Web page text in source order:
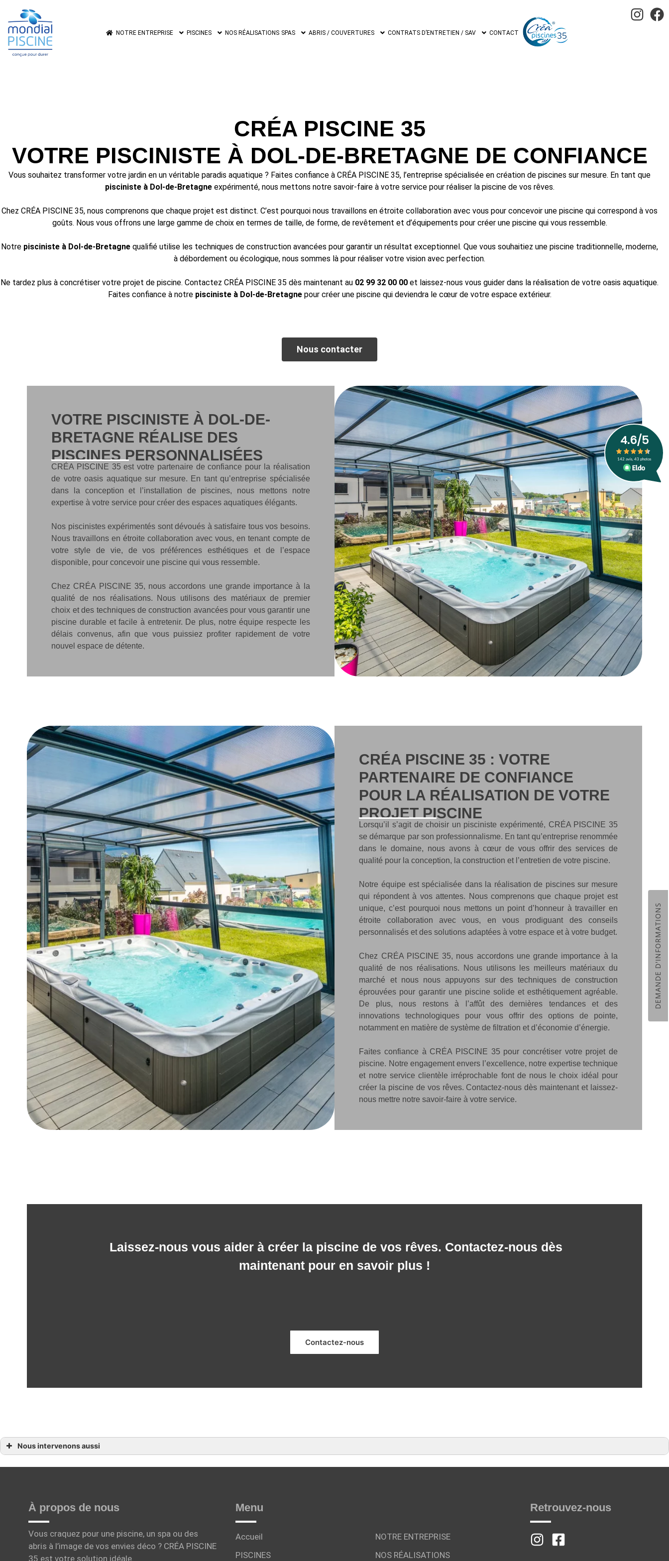
NOTRE ENTREPRISE PISCINES NOS RÉALISATIONS SPAS ABRIS / COUVERTURES CONTRATS D’ENTRETIEN / SAV CONTACT
CRÉA PISCINE 35
VOTRE PISCINISTE À DOL-DE-BRETAGNE DE CONFIANCE
Vous souhaitez transformer votre jardin en un véritable paradis aquatique ? Faites confiance à CRÉA PISCINE 35, l’entreprise spécialisée en création de piscines sur mesure. En tant que
pisciniste à Dol-de-Bretagneexpérimenté, nous mettons notre savoir-faire à votre service pour réaliser la piscine de vos rêves.
Chez CRÉA PISCINE 35, nous comprenons que chaque projet est distinct. C’est pourquoi nous travaillons en étroite collaboration avec vous pour concevoir une piscine qui correspond à vos
goûts. Nous vous offrons une large gamme de choix en termes de taille, de forme, de revêtement et d’équipements pour créer une piscine qui vous ressemble.
Notre pisciniste à Dol-de-Bretagne qualifié utilise les techniques de construction avancées pour garantir un résultat exceptionnel. Que vous souhaitiez une piscine traditionnelle, moderne,
à débordement ou écologique, nous sommes là pour réaliser votre vision avec perfection.
Ne tardez plus à concrétiser votre projet de piscine. Contactez CRÉA PISCINE 35 dès maintenant au 02 99 32 00 00 et laissez-nous vous guider dans la réalisation de votre oasis aquatique.
Faites confiance à notre pisciniste à Dol-de-Bretagnepour créer une piscine qui deviendra le cœur de votre espace extérieur.
Nous contacter
VOTRE PISCINISTE À DOL-DE-
BRETAGNE RÉALISE DES
PISCINES PERSONNALISÉES
CRÉA PISCINE 35 est votre partenaire de confiance pour la réalisation
de votre oasis aquatique sur mesure. En tant qu’entreprise spécialisée
dans la conception et l’installation de piscines, nous mettons notre
expertise à votre service pour créer des espaces aquatiques élégants.
Nos piscinistes expérimentés sont dévoués à satisfaire tous vos besoins.
Nous travaillons en étroite collaboration avec vous, en tenant compte de
votre style de vie, de vos préférences esthétiques et de l’espace
disponible, pour concevoir une piscine qui vous ressemble.
Chez CRÉA PISCINE 35, nous accordons une grande importance à la
qualité de nos réalisations. Nous utilisons des matériaux de premier
choix et des techniques de construction avancées pour vous garantir une
piscine durable et facile à entretenir. De plus, notre équipe respecte les
délais convenus, afin que vous puissiez profiter rapidement de votre
nouvel espace de détente.
CRÉA PISCINE 35 : VOTRE
PARTENAIRE DE CONFIANCE
POUR LA RÉALISATION DE VOTRE
PROJET PISCINE
Lorsqu’il s’agit de choisir un pisciniste expérimenté, CRÉA PISCINE 35
se démarque par son professionnalisme. En tant qu’entreprise renommée
dans le domaine, nous avons à cœur de vous offrir des services de
qualité pour la conception, la construction et l’entretien de votre piscine.
Notre équipe est spécialisée dans la réalisation de piscines sur mesure
qui répondent à vos attentes. Nous comprenons que chaque projet est
unique, c’est pourquoi nous mettons un point d’honneur à travailler en
étroite collaboration avec vous, en vous prodiguant des conseils
personnalisés et des solutions adaptées à votre espace et à votre budget.
Chez CRÉA PISCINE 35, nous accordons une grande importance à la
qualité de nos réalisations. Nous utilisons les meilleurs matériaux du
marché et nous nous appuyons sur des techniques de construction
éprouvées pour garantir une piscine solide et esthétiquement agréable.
De plus, nous restons à l’affût des dernières tendances et des
innovations technologiques pour vous offrir des options de pointe,
notamment en matière de système de filtration et d’économie d’énergie.
Faites confiance à CRÉA PISCINE 35 pour concrétiser votre projet de
piscine. Notre engagement envers l’excellence, notre expertise technique
et notre service clientèle irréprochable font de nous le choix idéal pour
créer la piscine de vos rêves. Contactez-nous dès maintenant et laissez-
nous mettre notre savoir-faire à votre service.
Laissez-nous vous aider à créer la piscine de vos rêves. Contactez-nous dès
maintenant pour en savoir plus !
Contactez-nous
Nous intervenons aussi
Pisciniste La Richardais
Pisciniste Saint-Grégoire
Pisciniste Saint-Cast-le-Guildo
Pisciniste Saint-Jacut-de-la-Mer
Pisciniste Saint-Malo
À propos de nous
Vous craquez pour une piscine, un spa ou des
abris à l’image de vos envies déco ? CRÉA PISCINE
35 est votre solution idéale.
Menu
Accueil
NOTRE ENTREPRISE
PISCINES
NOS RÉALISATIONS
Retrouvez-nous
DEMANDE D'INFORMATIONS